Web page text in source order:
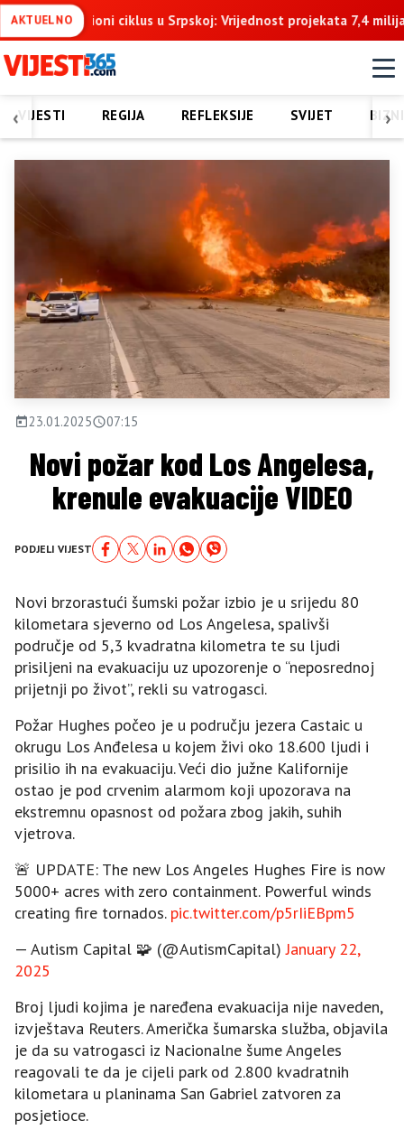
AKTUELNO
Vrijednost projekata 7,4 milijarde KM u naredne tri godine
‹ ›
VIJESTI REGIJA REFLEKSIJE SVIJET
23.01.2025 07:15
Novi požar kod Los Angelesa,
krenule evakuacije VIDEO
PODJELI VIJEST
Novi brzorastući šumski požar izbio je u srijedu 80
kilometara sjeverno od Los Angelesa, spalivši
područje od 5,3 kvadratna kilometra te su ljudi
prisiljeni na evakuaciju uz upozorenje o “neposrednoj
prijetnji po život”, rekli su vatrogasci.
Požar Hughes počeo je u području jezera Castaic u
okrugu Los Anđelesa u kojem živi oko 18.600 ljudi i
prisilio ih na evakuaciju. Veći dio južne Kalifornije
ostao je pod crvenim alarmom koji upozorava na
ekstremnu opasnost od požara zbog jakih, suhih
vjetrova.
🚨 UPDATE: The new Los Angeles Hughes Fire is now
5000+ acres with zero containment. Powerful winds
creating fire tornados. pic.twitter.com/p5rIiEBpm5
— Autism Capital 🧩 (@AutismCapital)January 22,
2025
Broj ljudi kojima je naređena evakuacija nije naveden,
izvještava Reuters. Američka šumarska služba, objavila
je da su vatrogasci iz Nacionalne šume Angeles
reagovali te da je cijeli park od 2.800 kvadratnih
kilometara u planinama San Gabriel zatvoren za
posjetioce.